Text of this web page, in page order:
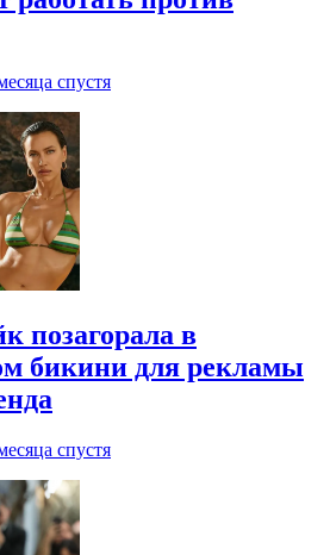
спустя
позагорала в
бикини для рекламы
спустя